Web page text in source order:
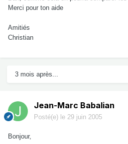
Merci pour ton aide
Amitiés
Christian
3 mois après...
Jean-Marc Babalian
Posté(e) le 29 juin 2005
Bonjour,